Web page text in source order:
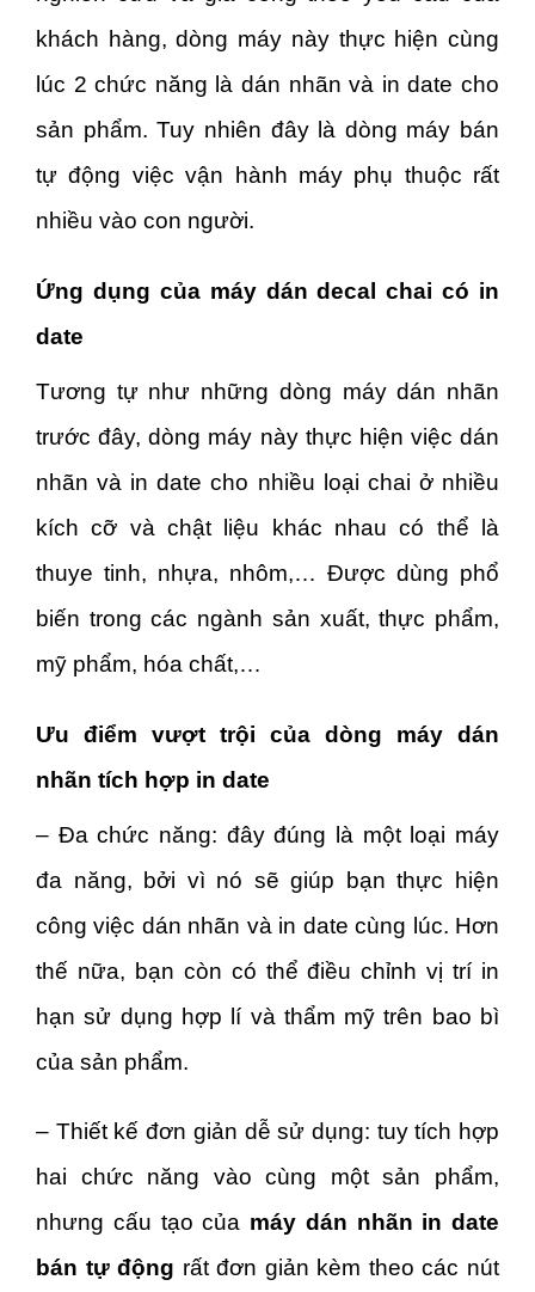
khách hàng, dòng máy này thực hiện cùng
lúc 2 chức năng là dán nhãn và in date cho
sản phẩm. Tuy nhiên đây là dòng máy bán
tự động việc vận hành máy phụ thuộc rất
nhiều vào con người.
Ứng dụng của máy dán decal chai có in
date
Tương tự như những dòng máy dán nhãn
trước đây, dòng máy này thực hiện việc dán
nhãn và in date cho nhiều loại chai ở nhiều
kích cỡ và chật liệu khác nhau có thể là
thuye tinh, nhựa, nhôm,… Được dùng phổ
biến trong các ngành sản xuất, thực phẩm,
mỹ phẩm, hóa chất,…
Ưu điểm vượt trội của dòng máy dán
nhãn tích hợp in date
– Đa chức năng: đây đúng là một loại máy
đa năng, bởi vì nó sẽ giúp bạn thực hiện
công việc dán nhãn và in date cùng lúc. Hơn
thế nữa, bạn còn có thể điều chỉnh vị trí in
hạn sử dụng hợp lí và thẩm mỹ trên bao bì
của sản phẩm.
– Thiết kế đơn giản dễ sử dụng: tuy tích hợp
hai chức năng vào cùng một sản phẩm,
nhưng cấu tạo của máy dán nhãn in date
bán tự động rất đơn giản kèm theo các nút